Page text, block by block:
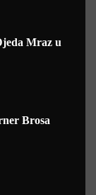
Mraz u
Brosa